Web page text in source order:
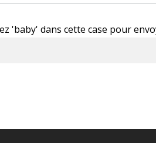
'baby' dans cette case pour